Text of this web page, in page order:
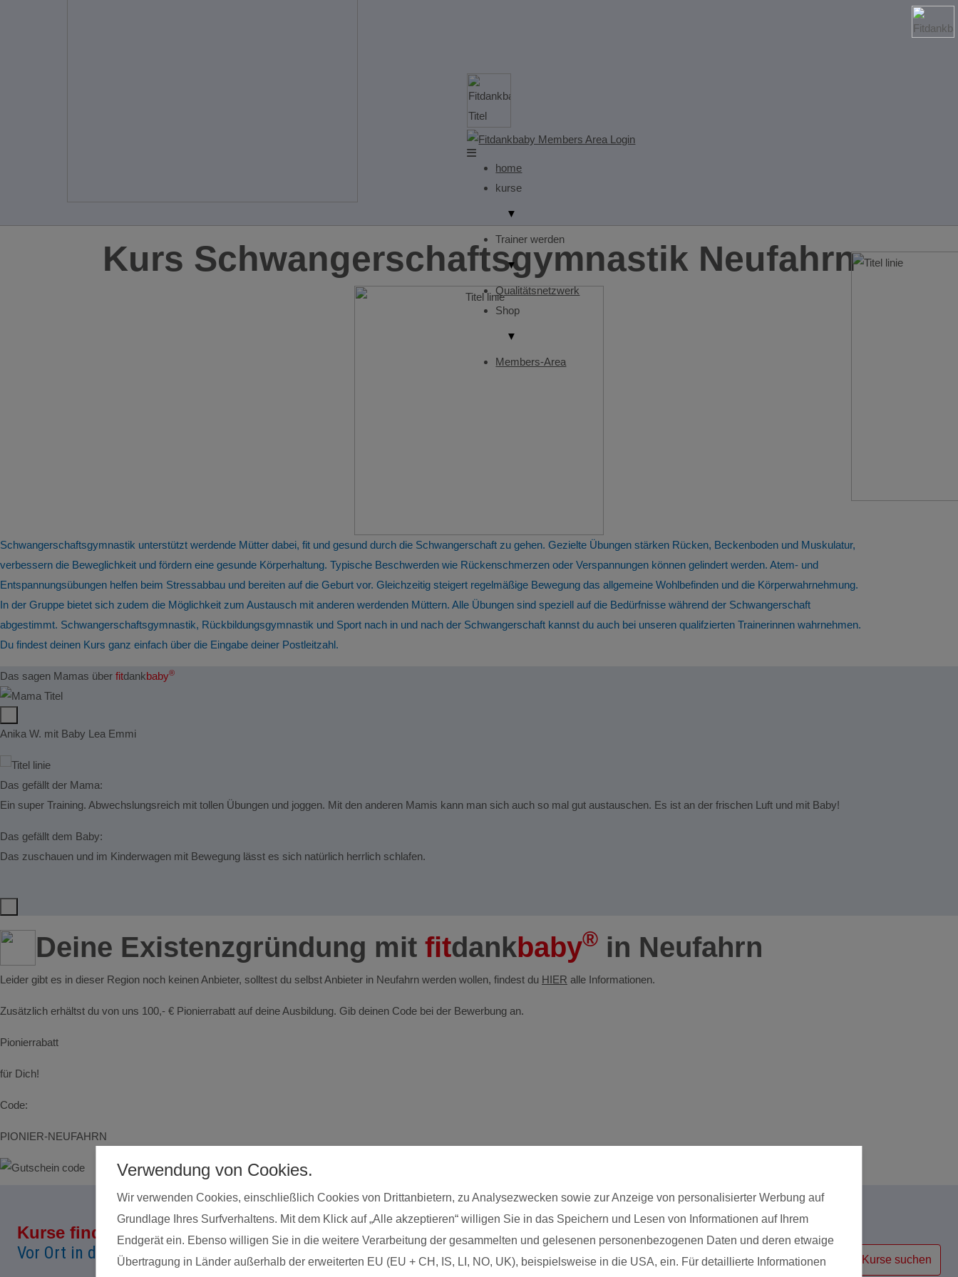
home
kurse
▼
Trainer werden
▼
Qualitätsnetzwerk
Shop
▼
Members-Area
Kurs Schwangerschaftsgymnastik Neufahrn
Schwangerschaftsgymnastik unterstützt werdende Mütter dabei, fit und gesund durch die Schwangerschaft zu gehen. Gezielte Übungen stärken Rücken, Beckenboden und Muskulatur,
verbessern die Beweglichkeit und fördern eine gesunde Körperhaltung. Typische Beschwerden wie Rückenschmerzen oder Verspannungen können gelindert werden. Atem- und
Entspannungsübungen helfen beim Stressabbau und bereiten auf die Geburt vor. Gleichzeitig steigert regelmäßige Bewegung das allgemeine Wohlbefinden und die Körperwahrnehmung.
In der Gruppe bietet sich zudem die Möglichkeit zum Austausch mit anderen werdenden Müttern. Alle Übungen sind speziell auf die Bedürfnisse während der Schwangerschaft
abgestimmt. Schwangerschaftsgymnastik, Rückbildungsgymnastik und Sport nach in und nach der Schwangerschaft kannst du auch bei unseren qualifzierten Trainerinnen wahrnehmen.
Du findest deinen Kurs ganz einfach über die Eingabe deiner Postleitzahl.
Das sagen Mamas über fitdankbaby®
Anika W. mit Baby Lea Emmi
Das gefällt der Mama:
Ein super Training. Abwechslungsreich mit tollen Übungen und joggen. Mit den anderen Mamis kann man sich auch so mal gut austauschen. Es ist an der frischen Luft und mit Baby!
Das gefällt dem Baby:
Das zuschauen und im Kinderwagen mit Bewegung lässt es sich natürlich herrlich schlafen.
Deine Existenzgründung mit fitdankbaby® in Neufahrn
Leider gibt es in dieser Region noch keinen Anbieter, solltest du selbst Anbieter in Neufahrn werden wollen, findest du HIER alle Informationen.
Zusätzlich erhältst du von uns 100,- € Pionierrabatt auf deine Ausbildung. Gib deinen Code bei der Bewerbung an.
Pionierrabatt
für Dich!
Code:
PIONIER-NEUFAHRN
Kurse finden
Vor Ort in deiner Nähe! Kurse suchen
Verwendung von Cookies.
Wir verwenden Cookies, einschließlich Cookies von Drittanbietern, zu Analysezwecken sowie zur Anzeige von personalisierter Werbung auf
Grundlage Ihres Surfverhaltens. Mit dem Klick auf „Alle akzeptieren“ willigen Sie in das Speichern und Lesen von Informationen auf Ihrem
Endgerät ein. Ebenso willigen Sie in die weitere Verarbeitung der gesammelten und gelesenen personenbezogenen Daten und deren etwaige
Übertragung in Länder außerhalb der erweiterten EU (EU + CH, IS, LI, NO, UK), beispielsweise in die USA, ein. Für detaillierte Informationen